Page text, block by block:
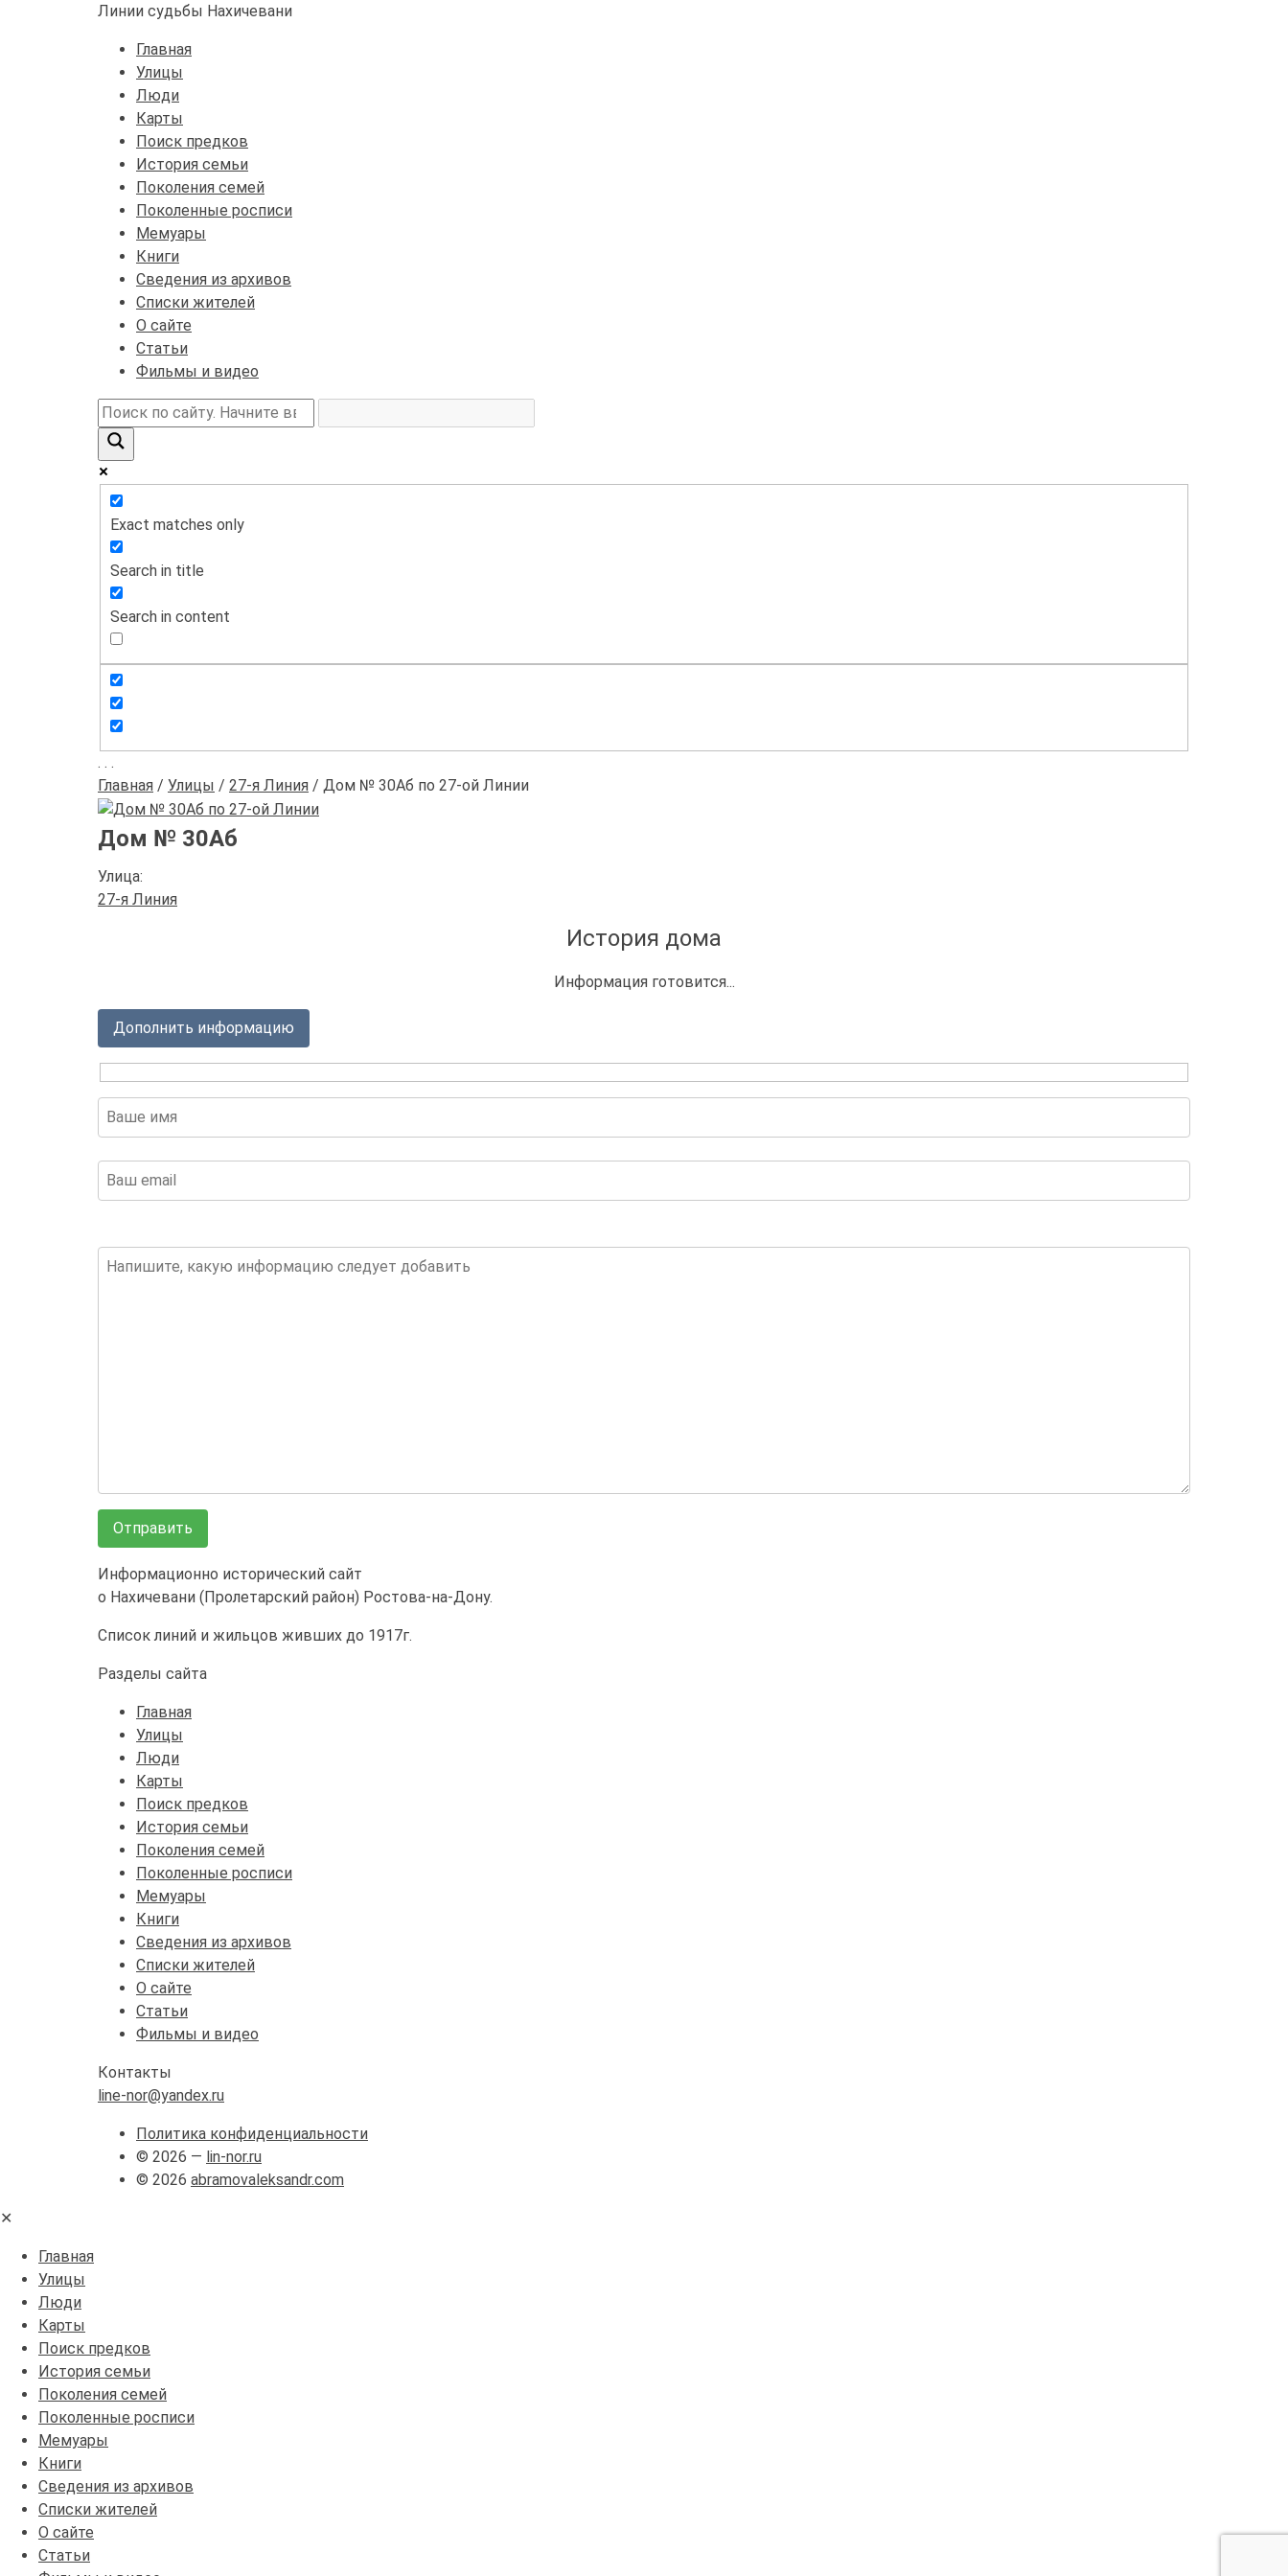
Линии судьбы Нахичевани
Главная
Улицы
Люди
Карты
Поиск предков
История семьи
Поколения семей
Поколенные росписи
Мемуары
Книги
Сведения из архивов
Списки жителей
О сайте
Статьи
Фильмы и видео
Exact matches only
Search in title
Search in content
. . .
Главная / Улицы / 27-я Линия / Дом № 30Аб по 27-ой Линии
Дом № 30Аб
Улица:
27-я Линия
История дома
Информация готовится...
Дополнить информацию
Информационно исторический сайт
о Нахичевани (Пролетарский район) Ростова-на-Дону.
Список линий и жильцов живших до 1917г.
Разделы сайта
Главная
Улицы
Люди
Карты
Поиск предков
История семьи
Поколения семей
Поколенные росписи
Мемуары
Книги
Сведения из архивов
Списки жителей
О сайте
Статьи
Фильмы и видео
Контакты
line-nor@yandex.ru
Политика конфиденциальности
© 2026 — lin-nor.ru
© 2026 abramovaleksandr.com
✕
Главная
Улицы
Люди
Карты
Поиск предков
История семьи
Поколения семей
Поколенные росписи
Мемуары
Книги
Сведения из архивов
Списки жителей
О сайте
Статьи